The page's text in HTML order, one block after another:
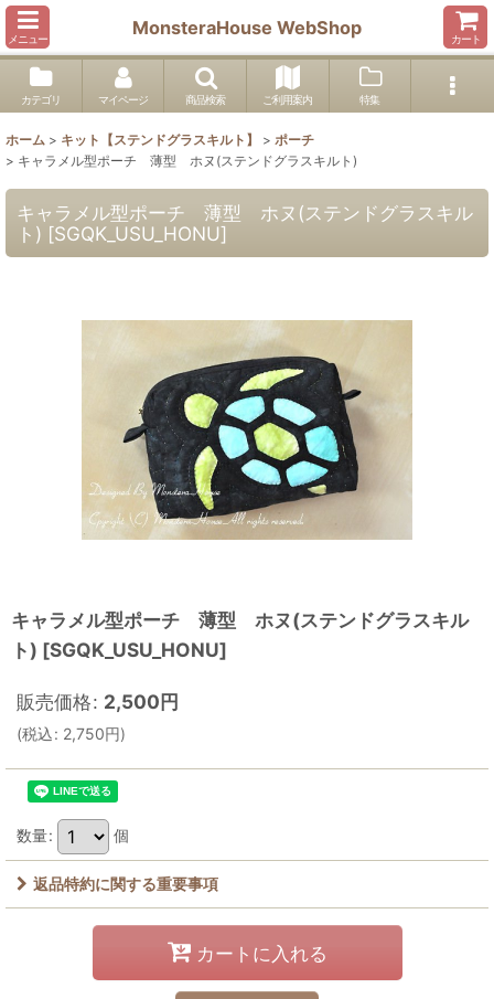
メニュー
MonsteraHouse WebShop
カート
カテゴリ マイページ 商品検索 ご利用案内 特集
ホーム > キット【ステンドグラスキルト】 > ポーチ
> キャラメル型ポーチ 薄型 ホヌ(ステンドグラスキルト)
キャラメル型ポーチ 薄型 ホヌ(ステンドグラスキル
ト) [SGQK_USU_HONU]
キャラメル型ポーチ 薄型 ホヌ(ステンドグラスキル
ト) [SGQK_USU_HONU]
販売価格: 2,500円
(税込: 2,750円)
数量: 個
返品特約に関する重要事項
カートに入れる